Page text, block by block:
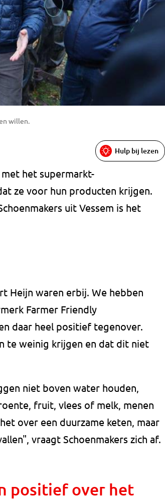
willen.
Hulp bij lezen
het supermarkt-
ze voor hun producten krijgen.
uit Vessem is het
Heijn waren erbij. We hebben
Farmer Friendly
daar heel positief tegenover.
te weinig krijgen en dat dit niet
niet boven water houden,
fruit, vlees of melk, menen
over een duurzame keten, maar
vraagt Schoenmakers zich af.
positief over het